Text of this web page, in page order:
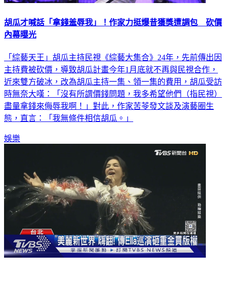
胡瓜才喊話「拿錢羞辱我」！作家力挺爆昔獲獎遭調包 砍價
內幕曝光
「綜藝天王」胡瓜主持民視《綜藝大集合》24年，先前傳出因
主持費被砍價，導致胡瓜計畫今年1月底就不再與民視合作，
近來雙方破冰，改為胡瓜主持一集、領一集的費用，胡瓜受訪
時無奈大嘆：「沒有所謂價錢問題，我多希望他們（指民視）
盡量拿錢來侮辱我啊！」對此，作家苦苓發文談及演藝圈生
態，直言：「我無條件相信胡瓜。」
娛樂